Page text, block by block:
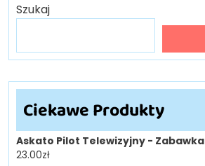
Szukaj
Ciekawe Produkty
Askato Pilot Telewizyjny - Zabawka
23.00zł